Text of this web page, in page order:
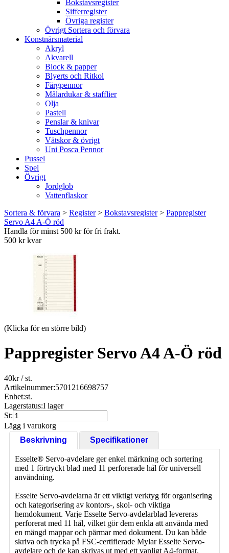
Bokstavsregister
Sifferregister
Övriga register
Övrigt Sortera och förvara
Konstnärsmaterial
Akryl
Akvarell
Block & papper
Blyerts och Ritkol
Färgpennor
Målardukar & stafflier
Olja
Pastell
Penslar & knivar
Tuschpennor
Vätskor & övrigt
Uni Posca Pennor
Pussel
Spel
Övrigt
Jordglob
Vattenflaskor
Sortera & förvara > Register> Bokstavsregister> Pappregister
Servo A4 A-Ö röd
Handla för minst 500 kr för fri frakt.
500 kr kvar
(Klicka för en större bild)
Pappregister Servo A4 A-Ö röd
40kr/ st.
Artikelnummer:5701216698757
Enhet:st.
Lagerstatus:I lager
St:
Lägg i varukorg
Beskrivning
Specifikationer
Esselte® Servo-avdelare ger enkel märkning och sortering
med 1 förtryckt blad med 11 perforerade hål för universell
användning.
Esselte Servo-avdelarna är ett viktigt verktyg för organisering
och kategorisering av kontors-, skol- och viktiga
hemdokument. Varje Esselte Servo-avdelarblad levereras
perforerat med 11 hål, vilket gör dem enkla att använda med
en mängd mappar och pärmar med dokument. Du kan både
skriva och trycka på FSC-certifierade Mylar Esselte Servo-
avdelare och de kan skrivas ut med ett vanligt A4-format.